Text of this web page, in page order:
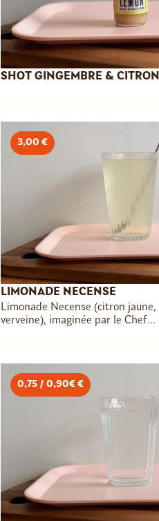
SHOT GINGEMBRE & CITRON
3,00 €
LIMONADE NECENSE
Limonade Necense (citron jaune,
verveine), imaginée par le Chef
les emballages : pensez à apporter
votre gourde à emporte
0,75 / 0,90€ €